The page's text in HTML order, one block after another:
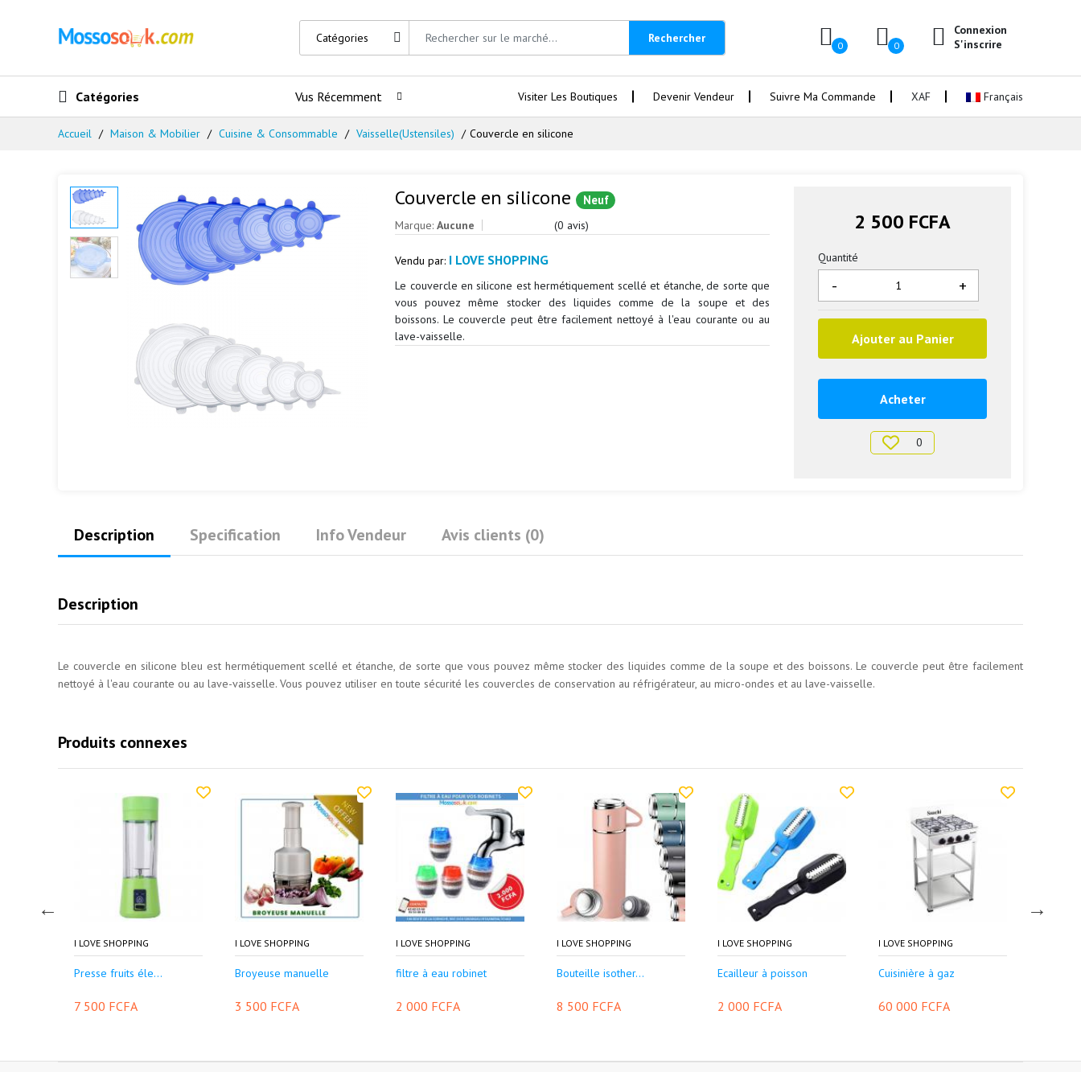
Rechercher
0 0
Connexion
S'inscrire
Catégories Vus Récemment Visiter Les Boutiques Devenir Vendeur Suivre Ma Commande XAF Français
Accueil Maison & Mobilier Cuisine & Consommable Vaisselle(Ustensiles) Couvercle en silicone
Couvercle en silicone Neuf
Marque:Aucune (0 avis)
Vendu par: I LOVE SHOPPING
Le couvercle en silicone est hermétiquement scellé et étanche, de sorte que
vous pouvez même stocker des liquides comme de la soupe et des
boissons. Le couvercle peut être facilement nettoyé à l'eau courante ou au
lave-vaisselle.
2 500 FCFA
Quantité
+
-
Ajouter au Panier
Acheter
0
Description Specification Info Vendeur Avis clients (0)
Description
Le couvercle en silicone bleu est hermétiquement scellé et étanche, de sorte que vous pouvez même stocker des liquides comme de la soupe et des boissons. Le couvercle peut être facilement
nettoyé à l'eau courante ou au lave-vaisselle. Vous pouvez utiliser en toute sécurité les couvercles de conservation au réfrigérateur, au micro-ondes et au lave-vaisselle.
Produits connexes
I LOVE SHOPPING
Presse fruits éle...
7 500 FCFA
I LOVE SHOPPING
Broyeuse manuelle
3 500 FCFA
I LOVE SHOPPING
filtre à eau robinet
2 000 FCFA
I LOVE SHOPPING
Bouteille isother...
8 500 FCFA
I LOVE SHOPPING
Ecailleur à poisson
2 000 FCFA
I LOVE SHOPPING
Cuisinière à gaz
60 000 FCFA